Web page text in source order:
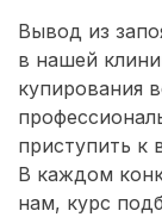
Вывод из
в нашей
купирования
приступить к
В каждом
нам, курс